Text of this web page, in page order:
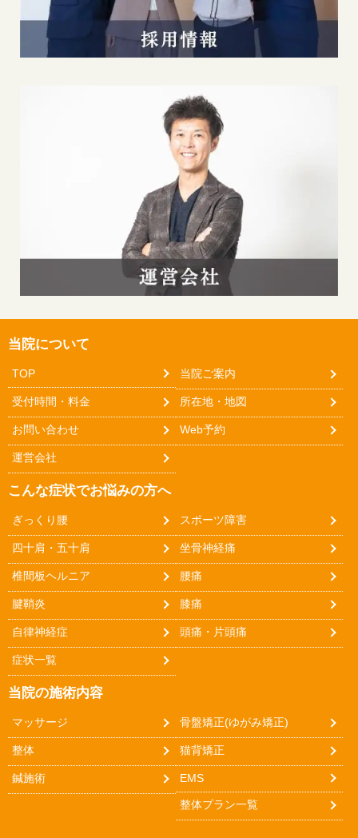
当院について
TOP 当院ご案内
受付時間・料金 所在地・地図
お問い合わせ Web予約
運営会社
こんな症状でお悩みの方へ
ぎっくり腰 スポーツ障害
四十肩・五十肩 坐骨神経痛
椎間板ヘルニア 腰痛
腱鞘炎 膝痛
自律神経症 頭痛・片頭痛
症状一覧
当院の施術内容
マッサージ 骨盤矯正(ゆがみ矯正)
整体 猫背矯正
鍼施術 EMS
整体プラン一覧